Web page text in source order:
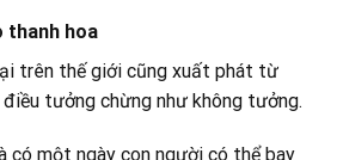
thanh hoa
trên thế giới cũng xuất phát từ
tưởng chừng như không tưởng.
có một ngày con người có thể bay